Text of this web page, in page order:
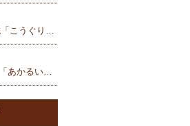
6月号高知県JA広報誌「こうぐり」表紙
6月号高知市広報誌 「あかるいまち」に取り上げていただきました！